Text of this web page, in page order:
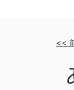
<<